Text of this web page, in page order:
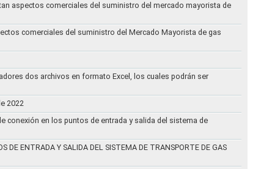
aspectos comerciales del suministro del mercado mayorista de
comerciales del suministro del Mercado Mayorista de gas
dos archivos en formato Excel, los cuales podrán ser
2022
conexión en los puntos de entrada y salida del sistema de
DE ENTRADA Y SALIDA DEL SISTEMA DE TRANSPORTE DE GAS